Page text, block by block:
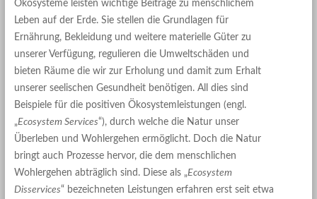
Ökosysteme leisten wichtige Beiträge zu menschlichem
Leben auf der Erde. Sie stellen die Grundlagen für
Ernährung, Bekleidung und weitere materielle Güter zu
unserer Verfügung, regulieren die Umweltschäden und
bieten Räume die wir zur Erholung und damit zum Erhalt
unserer seelischen Gesundheit benötigen. All dies sind
Beispiele für die positiven Ökosystemleistungen (engl.
„Ecosystem Services“), durch welche die Natur unser
Überleben und Wohlergehen ermöglicht. Doch die Natur
bringt auch Prozesse hervor, die dem menschlichen
Wohlergehen abträglich sind. Diese als „Ecosystem
Disservices“ bezeichneten Leistungen erfahren erst seit etwa